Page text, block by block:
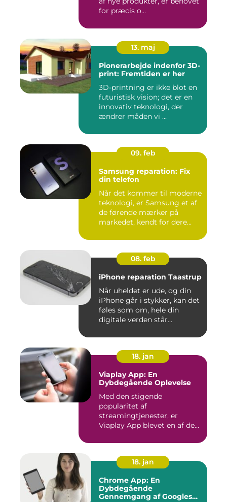
for præcis o...
13. maj
Pionerarbejde indenfor 3D-
print: Fremtiden er her
3D-printning er ikke blot en
futuristisk vision; det er en
innovativ teknologi, der
ændrer måden vi ...
09. feb
Samsung reparation: Fix
din telefon
Når det kommer til moderne
teknologi, er Samsung et af
de førende mærker på
markedet, kendt for dere...
08. feb
iPhone reparation Taastrup
Når uheldet er ude, og din
iPhone går i stykker, kan det
føles som om, hele din
digitale verden står...
18. jan
Viaplay App: En
Dybdegående Oplevelse
Med den stigende
popularitet af
streamingtjenester, er
Viaplay App blevet en af de
18. jan
Chrome App: En
Dybdegående
Gennemgang af Googles